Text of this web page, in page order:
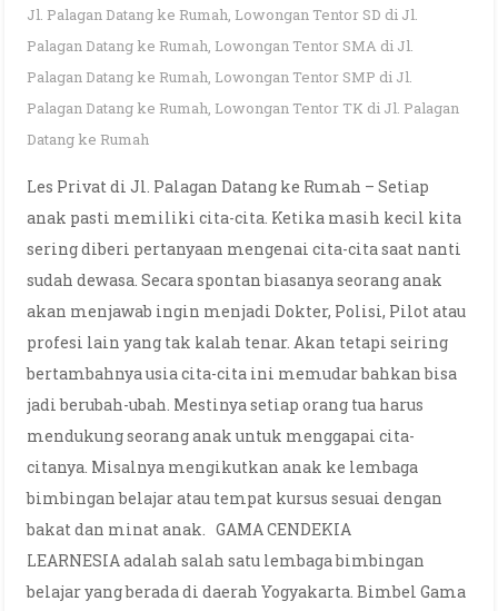
Jl. Palagan Datang ke Rumah, Lowongan Tentor SD di Jl.
Palagan Datang ke Rumah, Lowongan Tentor SMA di Jl.
Palagan Datang ke Rumah, Lowongan Tentor SMP di Jl.
Palagan Datang ke Rumah, Lowongan Tentor TK di Jl. Palagan
Datang ke Rumah
Les Privat di Jl. Palagan Datang ke Rumah – Setiap
anak pasti memiliki cita-cita. Ketika masih kecil kita
sering diberi pertanyaan mengenai cita-cita saat nanti
sudah dewasa. Secara spontan biasanya seorang anak
akan menjawab ingin menjadi Dokter, Polisi, Pilot atau
profesi lain yang tak kalah tenar. Akan tetapi seiring
bertambahnya usia cita-cita ini memudar bahkan bisa
jadi berubah-ubah. Mestinya setiap orang tua harus
mendukung seorang anak untuk menggapai cita-
citanya. Misalnya mengikutkan anak ke lembaga
bimbingan belajar atau tempat kursus sesuai dengan
bakat dan minat anak. GAMA CENDEKIA
LEARNESIA adalah salah satu lembaga bimbingan
belajar yang berada di daerah Yogyakarta. Bimbel Gama